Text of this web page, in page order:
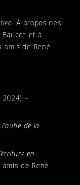
. À propos des
Baucet et à
amis de René
–
de la
en
de René